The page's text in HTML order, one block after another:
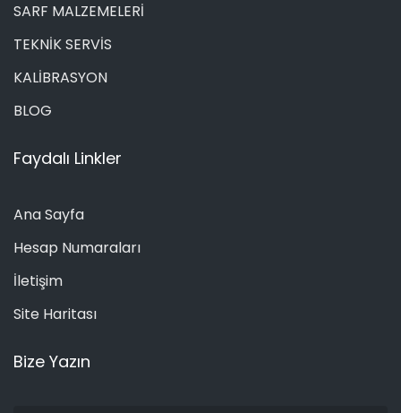
SARF MALZEMELERİ
TEKNİK SERVİS
KALİBRASYON
BLOG
Faydalı Linkler
Ana Sayfa
Hesap Numaraları
İletişim
Site Haritası
Bize Yazın